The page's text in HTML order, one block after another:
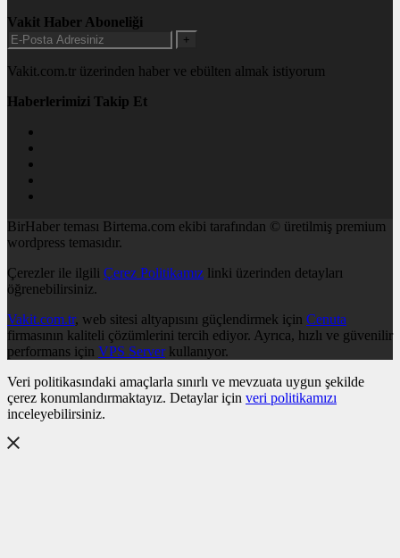
Vakit Haber Aboneliği
+
Vakit.com.tr üzerinden haber ve ebülten almak istiyorum
Haberlerimizi Takip Et
BirHaber teması Birtema.com ekibi tarafından © üretilmiş premium
wordpress temasıdır.
Çerezler ile ilgili Çerez Politikamız linki üzerinden detayları
öğrenebilirsiniz.
Vakit.com.tr, web sitesi altyapısını güçlendirmek için Cenuta
firmasının kaliteli çözümlerini tercih ediyor. Ayrıca, hızlı ve güvenilir
performans için VPS Serverkullanıyor.
Veri politikasındaki amaçlarla sınırlı ve mevzuata uygun şekilde
çerez konumlandırmaktayız. Detaylar için veri politikamızı
inceleyebilirsiniz.